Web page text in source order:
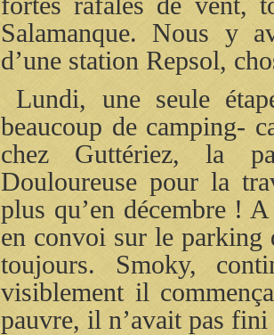
Salamanque. Nous y
d’une station Repsol,
Lundi, une seule
beaucoup de camping-
chez Guttériez, la
Douloureuse pour la
plus qu’en décembre !
en convoi sur le
toujours. Smoky,
visiblement il
pauvre, il n’avait pas